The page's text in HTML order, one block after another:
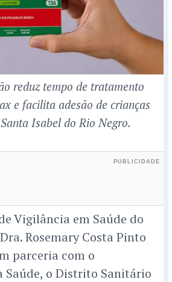
reduz tempo de tratamento
e facilita adesão de crianças
Isabel do Rio Negro.
Vigilância em Saúde do
Rosemary Costa Pinto
parceria com o
Saúde, o Distrito Sanitário